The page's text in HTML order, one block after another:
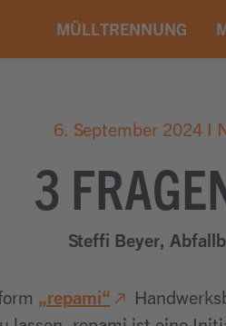
MÜLLTRENNUNG
6. September 2024 I
3
Steffi Beyer,
„repami“